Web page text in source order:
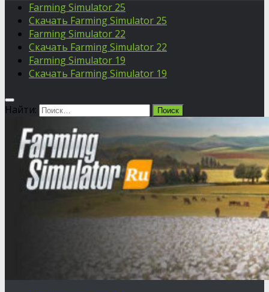
Farming Simulator 25
Скачать Farming Simulator 25
Farming Simulator 22
Скачать Farming Simulator 22
Farming Simulator 19
Скачать Farming Simulator 19
Найти: